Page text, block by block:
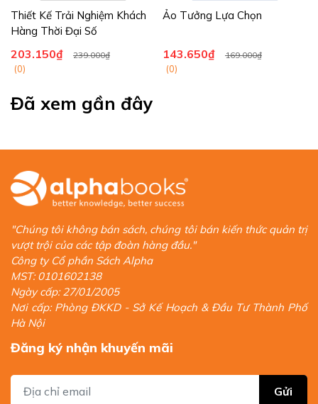
Thiết Kế Trải Nghiệm Khách
Hàng Thời Đại Số
203.150₫ 239.000₫
(0)
Ảo Tưởng Lựa Chọn
143.650₫ 169.000₫
(0)
Đã xem gần đây
"Chúng tôi không bán sách, chúng tôi bán kiến thức quản trị
vượt trội của các tập đoàn hàng đầu."
Công ty Cổ phần Sách Alpha
MST: 0101602138
Ngày cấp: 27/01/2005
Nơi cấp: Phòng ĐKKD - Sở Kế Hoạch & Đầu Tư Thành Phố
Hà Nội
Đăng ký nhận khuyến mãi
Gửi